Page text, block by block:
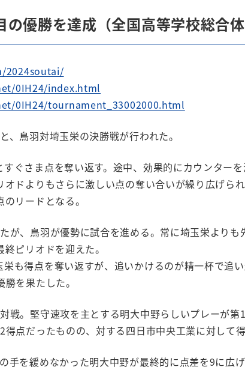
の優勝を達成（全国高等学校総合
2024soutai/
0IH24/index.html
0IH24/tournament_33002000.html
鳥羽対埼玉栄の決勝戦が行われた。
ぐさま点を奪い返す。途中、効果的にカウンター
ドよりもさらに激しい点の奪い合いが繰り広げら
リードとなる。
が、鳥羽が優勢に試合を進める。常に埼玉栄よりも
ピリオドを迎えた。
も得点を奪い返すが、追いかけるのが精一杯で追
を果たした。
戦。堅守速攻を主とする明大中野らしいプレーが
点だったものの、対する四日市中央工業に対して
手を緩めなかった明大中野が最終的に点差を9に広